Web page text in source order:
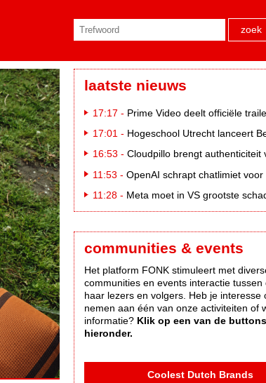
zoek
laatste nieuws
17:17 - Prime Video deelt officiële trailer van L*VE
17:01 - Hogeschool Utrecht lanceert Beyond Campus binnen International
16:53 - Cloudpillo brengt authenticiteit van
11:53 - OpenAI schrapt chatlimiet voor gratis ChatGPT-
11:28 - Meta moet in VS grootste schadevergoeding ooit betalen: 567
communities & events
Het platform FONK stimuleert met
communities en events interactie tussen
haar lezers en volgers. Heb je interesse
nemen aan één van onze activiteiten of
informatie? Klik op een van de buttons
hieronder.
Coolest Dutch Brands